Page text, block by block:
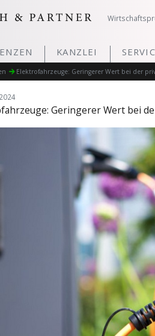
KANZLEI
Elektrofahrzeuge: Geringerer Wert bei der
Geringerer Wert bei